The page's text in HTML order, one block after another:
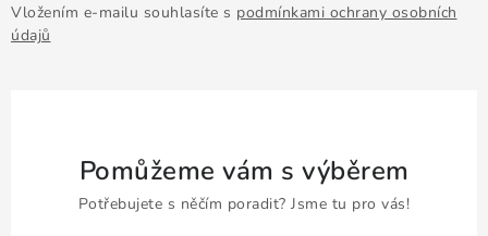
Vložením e-mailu souhlasíte s podmínkami ochrany osobních
údajů
Pomůžeme vám s výběrem
Potřebujete s něčím poradit? Jsme tu pro vás!